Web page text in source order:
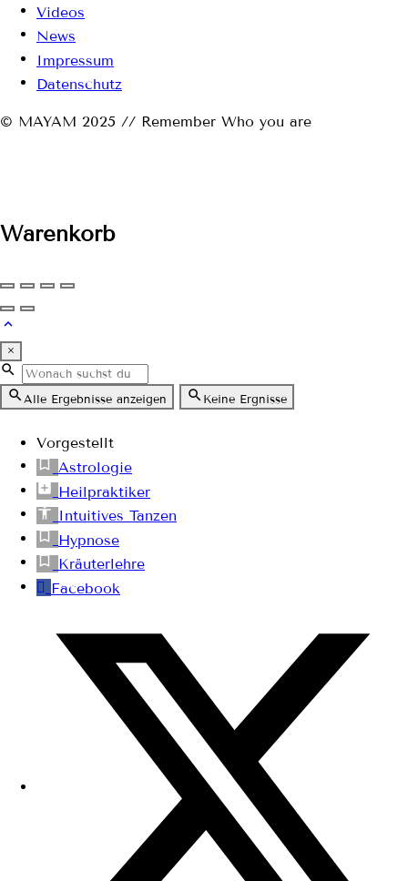
Videos
News
Impressum
Datenschutz
© MAYAM 2025 // Remember Who you are
Warenkorb
×
Alle Ergebnisse anzeigen Keine Ergnisse
Vorgestellt
Astrologie
Heilpraktiker
Intuitives Tanzen
Hypnose
Kräuterlehre
Facebook